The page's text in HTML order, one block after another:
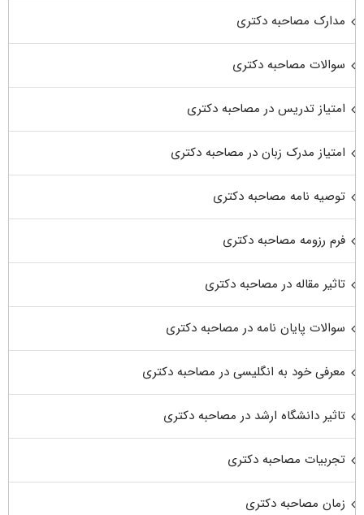
مدارک مصاحبه دکتری
سوالات مصاحبه دکتری
امتیاز تدریس در مصاحبه دکتری
امتیاز مدرک زبان در مصاحبه دکتری
توصیه نامه مصاحبه دکتری
فرم رزومه مصاحبه دکتری
تاثیر مقاله در مصاحبه دکتری
سوالات پایان نامه در مصاحبه دکتری
معرفی خود به انگلیسی در مصاحبه دکتری
تاثیر دانشگاه ارشد در مصاحبه دکتری
تجربیات مصاحبه دکتری
زمان مصاحبه دکتری